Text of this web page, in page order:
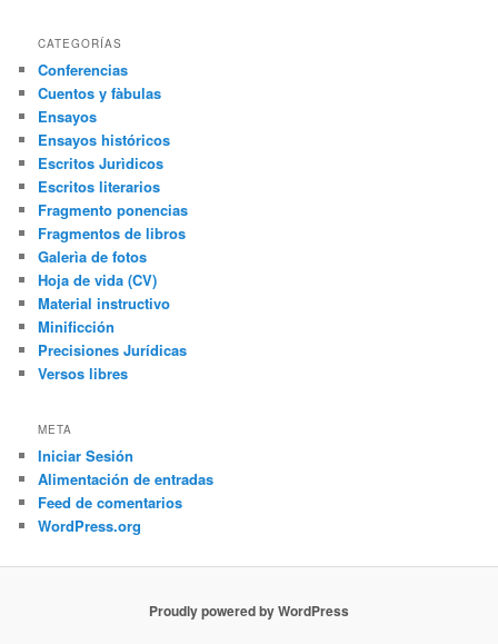
CATEGORÍAS
Conferencias
Cuentos y fàbulas
Ensayos
Ensayos históricos
Escritos Jurìdicos
Escritos literarios
Fragmento ponencias
Fragmentos de libros
Galerìa de fotos
Hoja de vida (CV)
Material instructivo
Minificción
Precisiones Jurídicas
Versos libres
META
Iniciar Sesión
Alimentación de entradas
Feed de comentarios
WordPress.org
Proudly powered by WordPress